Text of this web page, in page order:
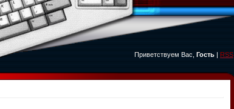
Приветствуем Вас, Гость|RSS